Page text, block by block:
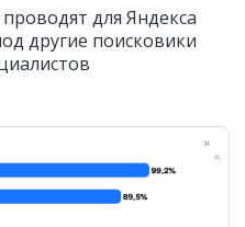
для Яндекса
другие поисковики